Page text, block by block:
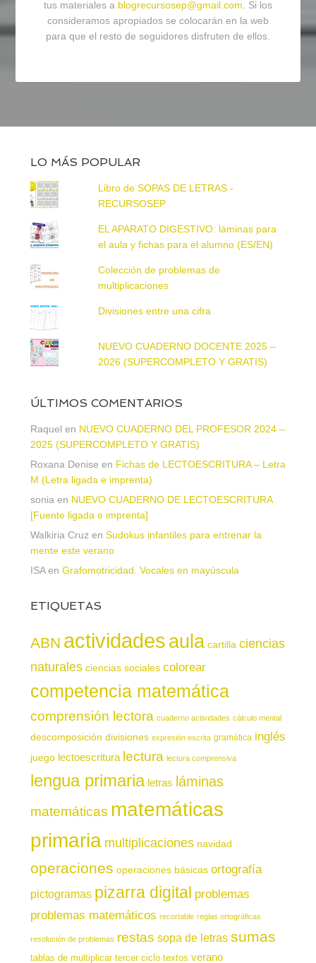
tus materiales a blogrecursosep@gmail.com. Si los
consideramos apropiados se colocarán en la web
para que el resto de seguidores disfruten de ellos.
LO MÁS POPULAR
Libro de SOPAS DE LETRAS -
RECURSOSEP
EL APARATO DIGESTIVO: láminas para
el aula y fichas para el alumno (ES/EN)
Colección de problemas de
multiplicaciones
Divisiones entre una cifra
NUEVO CUADERNO DOCENTE 2025 –
2026 (SUPERCOMPLETO Y GRATIS)
ÚLTIMOS COMENTARIOS
Raquel en NUEVO CUADERNO DEL PROFESOR 2024 –
2025 (SUPERCOMPLETO Y GRATIS)
Roxana Denise en Fichas de LECTOESCRITURA – Letra
M (Letra ligada e imprenta)
sonia en NUEVO CUADERNO DE LECTOESCRITURA
[Fuente ligada e imprenta]
Walkiria Cruz en Sudokus infantiles para entrenar la
mente este verano
ISAen Grafomotricidad. Vocales en mayúscula
ETIQUETAS
ABN actividadesaula cartilla ciencias
naturales ciencias sociales colorear
competencia matemática
comprensión lectora cuaderno actividades cálculo mental
descomposición divisiones expresión escrita gramática inglés
juego lectoescritura lectura lectura comprensiva
lengua primaria letras láminas
matemáticas matemáticas
primaria multiplicaciones navidad
operaciones operaciones básicas ortografía
pictogramas pizarra digital problemas
problemas matemáticos recortable reglas ortográficas
resolución de problemas restas sopa de letras sumas
tablas de multiplicar tercer ciclo textos verano